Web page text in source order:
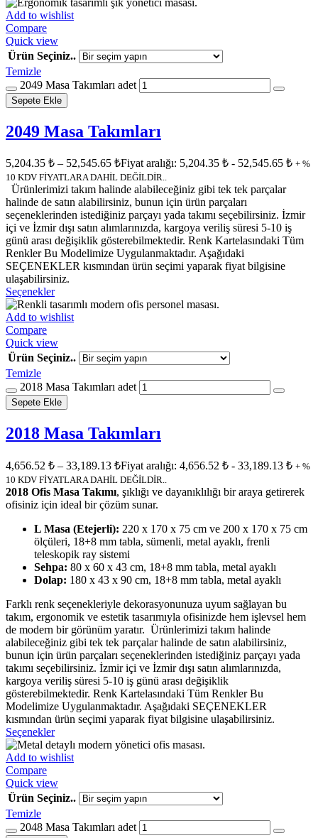
Add to wishlist
Compare
Quick view
Ürün Seçiniz..
Temizle
2049 Masa Takımları adet
Sepete Ekle
2049 Masa Takımları
5,204.35 ₺ – 52,545.65 ₺Fiyat aralığı: 5,204.35 ₺ - 52,545.65 ₺ + %
10 KDV FİYATLARA DAHİL DEĞİLDİR..
Ürünlerimizi takım halinde alabileceğiniz gibi tek tek parçalar
halinde de satın alabilirsiniz, bunun için ürün parçaları
seçeneklerinden istediğiniz parçayı yada takımı seçebilirsiniz. İzmir
içi ve İzmir dışı satın alımlarınızda, kargoya veriliş süresi 5-10 iş
günü arası değişiklik gösterebilmektedir. Renk Kartelasındaki Tüm
Renkler Bu Modelimize Uygulanmaktadır. Aşağıdaki
SEÇENEKLER kısmından ürün seçimi yaparak fiyat bilgisine
ulaşabilirsiniz.
Seçenekler
Add to wishlist
Compare
Quick view
Ürün Seçiniz..
Temizle
2018 Masa Takımları adet
Sepete Ekle
2018 Masa Takımları
4,656.52 ₺ – 33,189.13 ₺Fiyat aralığı: 4,656.52 ₺ - 33,189.13 ₺ + %
10 KDV FİYATLARA DAHİL DEĞİLDİR..
2018 Ofis Masa Takımı, şıklığı ve dayanıklılığı bir araya getirerek
ofisiniz için ideal bir çözüm sunar.
L Masa (Etejerli): 220 x 170 x 75 cm ve 200 x 170 x 75 cm
ölçüleri, 18+8 mm tabla, sümenli, metal ayaklı, frenli
teleskopik ray sistemi
Sehpa: 80 x 60 x 43 cm, 18+8 mm tabla, metal ayaklı
Dolap: 180 x 43 x 90 cm, 18+8 mm tabla, metal ayaklı
Farklı renk seçenekleriyle dekorasyonunuza uyum sağlayan bu
takım, ergonomik ve estetik tasarımıyla ofisinizde hem işlevsel hem
de modern bir görünüm yaratır. Ürünlerimizi takım halinde
alabileceğiniz gibi tek tek parçalar halinde de satın alabilirsiniz,
bunun için ürün parçaları seçeneklerinden istediğiniz parçayı yada
takımı seçebilirsiniz. İzmir içi ve İzmir dışı satın alımlarınızda,
kargoya veriliş süresi 5-10 iş günü arası değişiklik
gösterebilmektedir. Renk Kartelasındaki Tüm Renkler Bu
Modelimize Uygulanmaktadır. Aşağıdaki SEÇENEKLER
kısmından ürün seçimi yaparak fiyat bilgisine ulaşabilirsiniz.
Seçenekler
Add to wishlist
Compare
Quick view
Ürün Seçiniz..
Temizle
2048 Masa Takımları adet